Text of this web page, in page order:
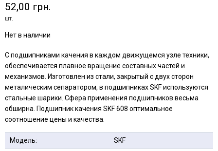
52,00 грн.
шт.
Нет в наличии
С подшипниками качения в каждом движущемся узле техники,
обеспечивается плавное вращение составных частей и
механизмов. Изготовлен из стали, закрытый с двух сторон
металическим сепаратором, в подшипниках SKF используются
стальные шарики. Сфера применения подшипников весьма
обширна. Подшипник качения SKF 608 оптимальное
соотношение цены и качества.
Модель: SKF